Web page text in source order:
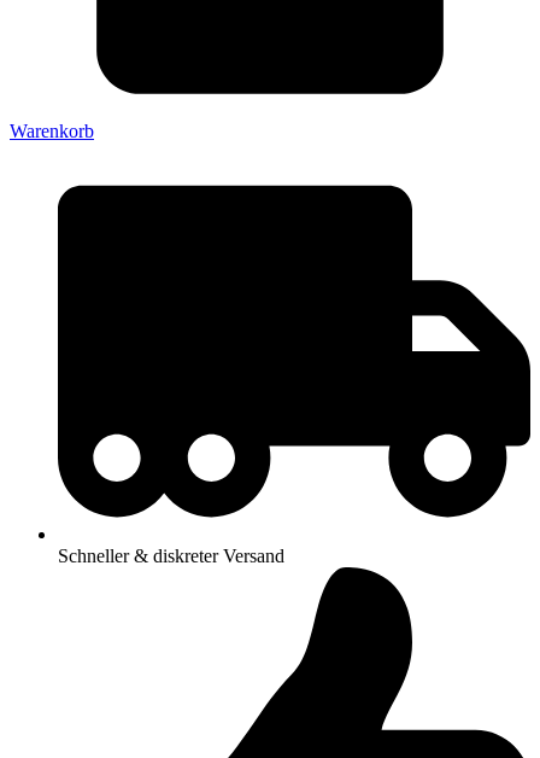
Warenkorb
Schneller & diskreter Versand